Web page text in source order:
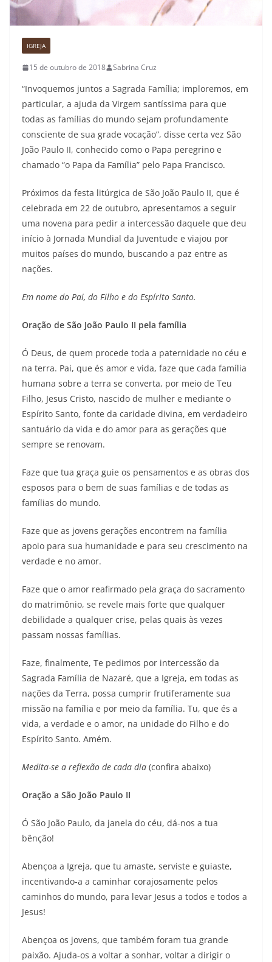
IGREJA
15 de outubro de 2018 Sabrina Cruz
“Invoquemos juntos a Sagrada Família; imploremos, em
particular, a ajuda da Virgem santíssima para que
todas as famílias do mundo sejam profundamente
consciente de sua grade vocação”, disse certa vez São
João Paulo II, conhecido como o Papa peregrino e
chamado “o Papa da Família” pelo Papa Francisco.
Próximos da festa litúrgica de São João Paulo II, que é
celebrada em 22 de outubro, apresentamos a seguir
uma novena para pedir a intercessão daquele que deu
início à Jornada Mundial da Juventude e viajou por
muitos países do mundo, buscando a paz entre as
nações.
Em nome do Pai, do Filho e do Espírito Santo.
Oração de São João Paulo II pela família
Ó Deus, de quem procede toda a paternidade no céu e
na terra. Pai, que és amor e vida, faze que cada família
humana sobre a terra se converta, por meio de Teu
Filho, Jesus Cristo, nascido de mulher e mediante o
Espírito Santo, fonte da caridade divina, em verdadeiro
santuário da vida e do amor para as gerações que
sempre se renovam.
Faze que tua graça guie os pensamentos e as obras dos
esposos para o bem de suas famílias e de todas as
famílias do mundo.
Faze que as jovens gerações encontrem na família
apoio para sua humanidade e para seu crescimento na
verdade e no amor.
Faze que o amor reafirmado pela graça do sacramento
do matrimônio, se revele mais forte que qualquer
debilidade a qualquer crise, pelas quais às vezes
passam nossas famílias.
Faze, finalmente, Te pedimos por intercessão da
Sagrada Família de Nazaré, que a Igreja, em todas as
nações da Terra, possa cumprir frutiferamente sua
missão na família e por meio da família. Tu, que és a
vida, a verdade e o amor, na unidade do Filho e do
Espírito Santo. Amém.
Medita-se a reflexão de cada dia (confira abaixo)
Oração a São João Paulo II
Ó São João Paulo, da janela do céu, dá-nos a tua
bênção!
Abençoa a Igreja, que tu amaste, serviste e guiaste,
incentivando-a a caminhar corajosamente pelos
caminhos do mundo, para levar Jesus a todos e todos a
Jesus!
Abençoa os jovens, que também foram tua grande
paixão. Ajuda-os a voltar a sonhar, voltar a dirigir o